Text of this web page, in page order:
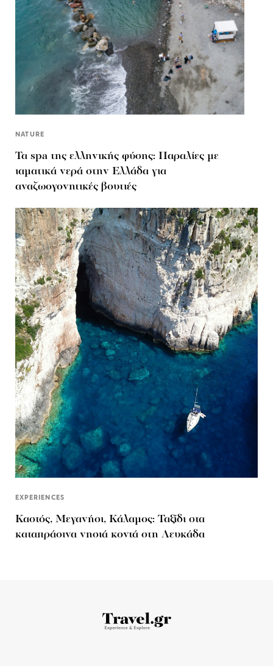
NATURE
Τα spa της ελληνικής φύσης: Παραλίες με
ιαματικά νερά στην Ελλάδα για
αναζωογονητικές βουτιές
EXPERIENCES
Καστός, Μεγανήσι, Κάλαμος: Ταξίδι στα
καταπράσινα νησιά κοντά στη Λευκάδα